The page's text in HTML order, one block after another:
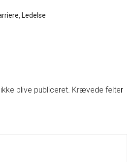
Ledelse
blive publiceret. Krævede felter